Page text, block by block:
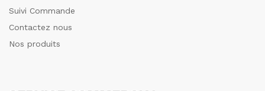
Suivi Commande
Contactez nous
Nos produits